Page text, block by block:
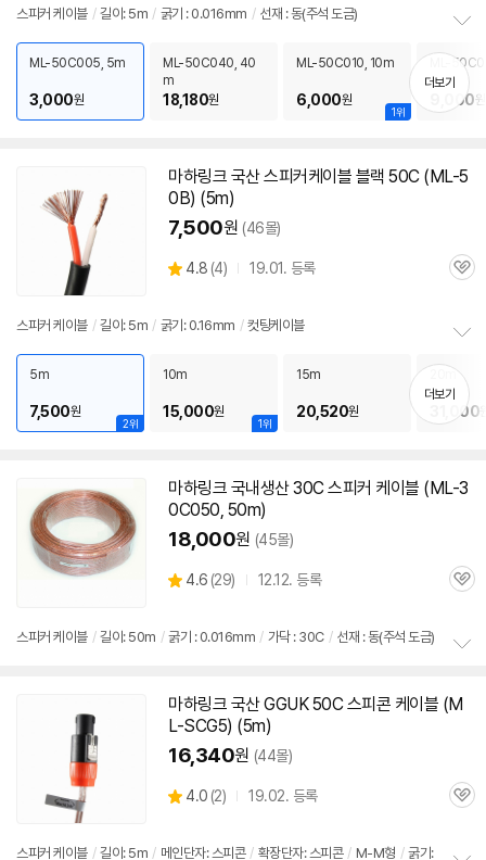
스피커 케이블 / 길이: 5m / 굵기 : 0.016mm / 선재 : 동(주석 도금)
보
펼
치
ML-50C005, 5m
3,000원
ML-50C040, 40
m
18,180원
1위
ML-50C010, 10m
6,000원
ML-
9,000원
더보기
마하링크 국산스피커케이블 블랙 50C(ML-5
0B) (5m)
7,500원 (46몰)
별
4.8 (상
4) 19.01. 등록
관
스피커 케이블 / 길이: 5m / 굵기: 0.16mm / 컷팅케이블
펼
치
2위
5m
7,500원
1위
10m
15,000원
15m
20,520원 31,000
더보기
마하링크 국내생산 30C스피커 케이블 (ML-3
0C050, 50m)
18,000원 (45몰)
별
4.6 (상
29) 12.12. 등록
관
스피커 케이블 / 길이: 50m / 굵기 : 0.016mm / 가닥 : 30C / 선재 : 동(주석 도금)
펼
마하링크 국산 GGUK50C스피콘 케이블 (M
L-SCG5) (5m)
16,340원 (44몰)
별
4.0 (상
2) 19.02. 등록
관
스피커 케이블 / 길이: 5m / 메인단자: 스피콘 / 확장단자: 스피콘 / M-M형 / 굵기: